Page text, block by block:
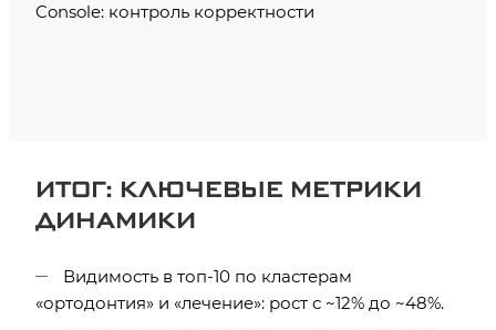
ИТОГ: КЛЮЧЕВЫЕ МЕТРИКИ
ДИНАМИКИ
Видимость в топ-10 по кластерам
«ортодонтия» и «лечение»: рост с ~12% до ~48%.
Console: контроль корректности